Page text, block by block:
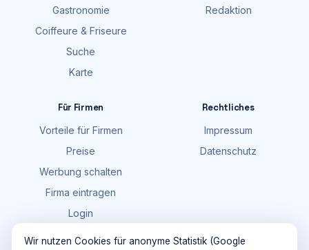
Gastronomie
Coiffeure & Friseure
Suche
Karte
Redaktion
Für Firmen
Vorteile für Firmen
Preise
Werbung schalten
Firma eintragen
Login
Rechtliches
Impressum
Datenschutz
Wir nutzen Cookies für anonyme Statistik (Google